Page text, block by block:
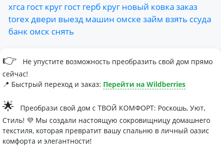
хгса гост круг гост герб круг новый ковка заказ
torexдвери выезд машин омске займ взять ссуда
банк омск снять
👉
Не упустите возможность преобразить свой дом прямо
сейчас!
📍 Быстрый переход и заказ: Перейти на Wildberries
🌟
Преобрази свой дом с ТВОЙ КОМФОРТ: Роскошь, Уют,
Стиль! 💜 Мы создали настоящую сокровищницу домашнего
текстиля, которая превратит вашу спальню в личный оазис
комфорта и элегантности!